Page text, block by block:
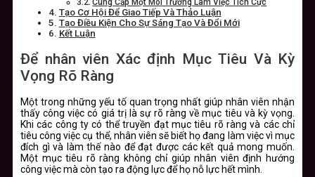
Tạo Cơ Hội Để Giao Tiếp Và Thảo Luận
Tạo Điều Kiện Cho Sự Sáng Tạo Và Đổi Mới
Kết Luận
Để nhân viên Xác định Mục Tiêu Và Kỳ
Vọng Rõ Ràng
Một trong những yếu tố quan trọng nhất giúp nhân viên nhận
thấy công việc có giá trị là sự rõ ràng về mục tiêu và kỳ vọng.
Khi các công ty có thể truyền đạt mục tiêu rõ ràng và các chỉ
tiêu công việc cụ thể, nhân viên sẽ biết họ đang làm việc vì mục
đích gì và làm thế nào để đạt được các kết quả mong muốn.
Một mục tiêu rõ ràng không chỉ giúp nhân viên định hướng
công việc mà còn tạo ra động lực để họ nỗ lực hết mình.